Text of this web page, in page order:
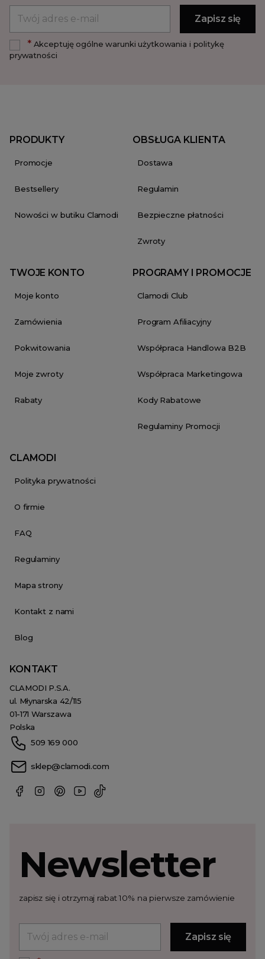
*Akceptuję ogólne warunki użytkowania i politykę
prywatności
PRODUKTY
Promocje
Bestsellery
Nowości w butiku Clamodi
OBSŁUGA KLIENTA
Dostawa
Regulamin
Bezpieczne płatności
Zwroty
TWOJE KONTO
Moje konto
Zamówienia
Pokwitowania
Moje zwroty
Rabaty
PROGRAMY I PROMOCJE
Clamodi Club
Program Afiliacyjny
Współpraca Handlowa B2B
Współpraca Marketingowa
Kody Rabatowe
Regulaminy Promocji
CLAMODI
Polityka prywatności
O firmie
FAQ
Regulaminy
Mapa strony
Kontakt z nami
Blog
KONTAKT
CLAMODI P.S.A.
ul. Młynarska 42/115
01-171 Warszawa
Polska
509 169 000
sklep@clamodi.com
Newsletter
zapisz się i otrzymaj rabat 10% na pierwsze zamówienie